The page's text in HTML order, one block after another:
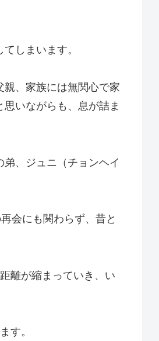
しまいます。
、家族には無関心で家
いながらも、息が詰ま
、ジュニ（チョンヘイ
会にも関わらず、昔と
離が縮まっていき、い
す。